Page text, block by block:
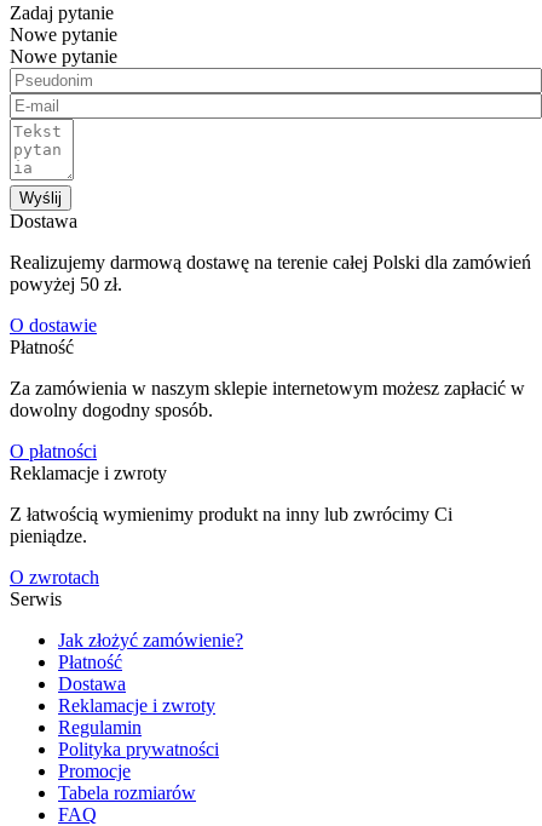
Zadaj pytanie
Nowe pytanie
Nowe pytanie
Wyślij
Dostawa
Realizujemy darmową dostawę na terenie całej Polski dla zamówień
powyżej 50 zł.
O dostawie
Płatność
Za zamówienia w naszym sklepie internetowym możesz zapłacić w
dowolny dogodny sposób.
O płatności
Reklamacje i zwroty
Z łatwością wymienimy produkt na inny lub zwrócimy Ci
pieniądze.
O zwrotach
Serwis
Jak złożyć zamówienie?
Płatność
Dostawa
Reklamacje i zwroty
Regulamin
Polityka prywatności
Promocje
Tabela rozmiarów
FAQ